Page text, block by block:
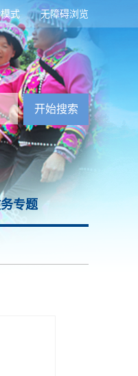
无障碍浏览
式
专题